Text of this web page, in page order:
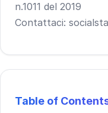
n.1011 del 2019
Contattaci:
Table of